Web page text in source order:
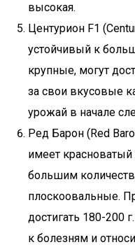
высокая.
Центурион F1
устойчивый к
крупные, могут
за свои вкусовые
урожай в начале
Ред Барон (Red
имеет красноватый
большим
плоскоовальные.
достигать 180-200
к болезням и